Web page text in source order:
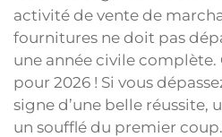
activité de vente de
fournitures ne doit pas
une année civile complète.
pour 2026 ! Si vous
signe d’une belle réussite,
un soufflé du premier